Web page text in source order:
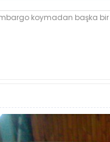
olan, Galatasaray'ın
koymadan başka bir